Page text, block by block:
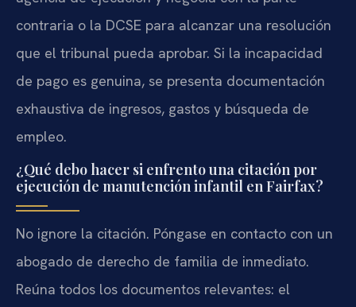
contraria o la DCSE para alcanzar una resolución
que el tribunal pueda aprobar. Si la incapacidad
de pago es genuina, se presenta documentación
exhaustiva de ingresos, gastos y búsqueda de
empleo.
¿Qué debo hacer si enfrento una citación por
ejecución de manutención infantil en Fairfax?
No ignore la citación. Póngase en contacto con un
abogado de derecho de familia de inmediato.
Reúna todos los documentos relevantes: el